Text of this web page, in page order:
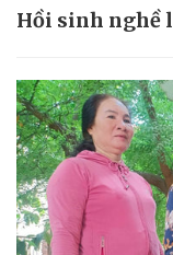
Hồi sinh nghề